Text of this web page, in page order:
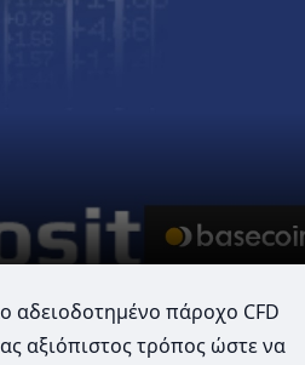
αδειοδοτημένο πάροχο CFD
αξιόπιστος τρόπος ώστε να